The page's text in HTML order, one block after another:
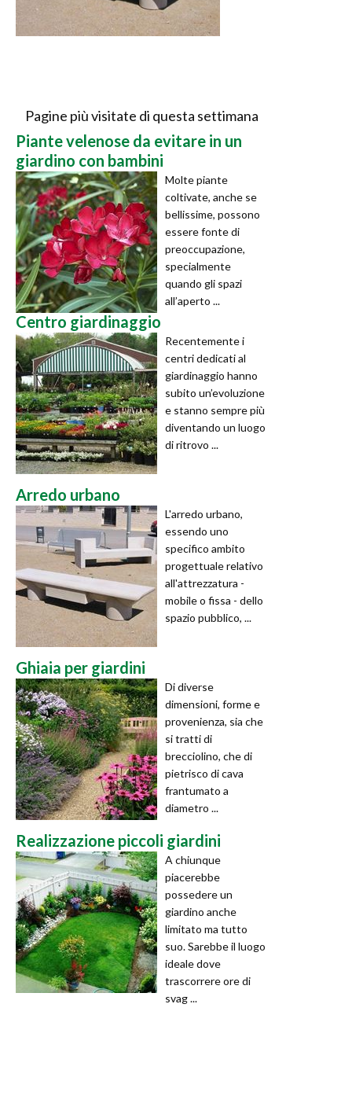
Pagine più visitate di questa settimana
Piante velenose da evitare in un
giardino con bambini
Molte piante
coltivate, anche se
bellissime, possono
essere fonte di
preoccupazione,
specialmente
quando gli spazi
all’aperto ...
Centro giardinaggio
Recentemente i
centri dedicati al
giardinaggio hanno
subito un’evoluzione
e stanno sempre più
diventando un luogo
di ritrovo ...
Arredo urbano
L'arredo urbano,
essendo uno
specifico ambito
progettuale relativo
all'attrezzatura -
mobile o fissa - dello
spazio pubblico, ...
Ghiaia per giardini
Di diverse
dimensioni, forme e
provenienza, sia che
si tratti di
brecciolino, che di
pietrisco di cava
frantumato a
diametro ...
Realizzazione piccoli giardini
A chiunque
piacerebbe
possedere un
giardino anche
limitato ma tutto
suo. Sarebbe il luogo
ideale dove
trascorrere ore di
svag ...